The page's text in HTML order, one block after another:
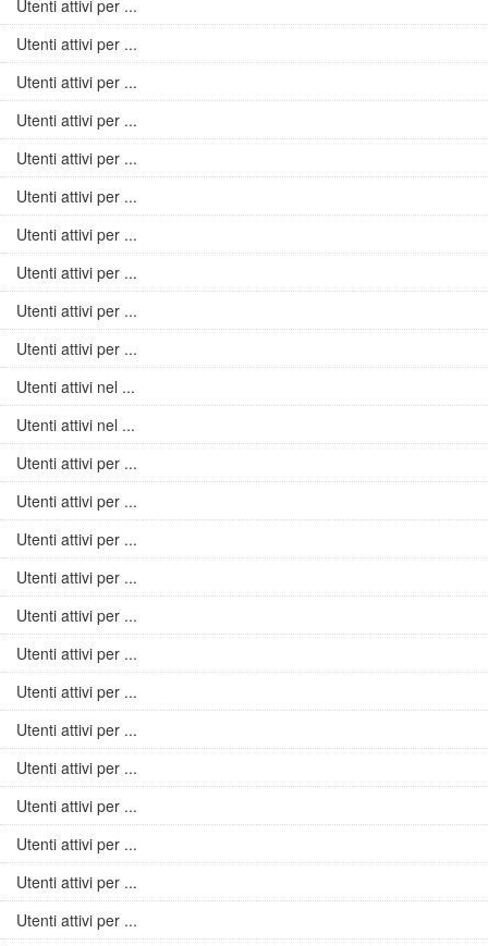
Utenti attivi per ...
Utenti attivi per ...
Utenti attivi per ...
Utenti attivi per ...
Utenti attivi per ...
Utenti attivi per ...
Utenti attivi per ...
Utenti attivi per ...
Utenti attivi per ...
Utenti attivi per ...
Utenti attivi nel ...
Utenti attivi nel ...
Utenti attivi per ...
Utenti attivi per ...
Utenti attivi per ...
Utenti attivi per ...
Utenti attivi per ...
Utenti attivi per ...
Utenti attivi per ...
Utenti attivi per ...
Utenti attivi per ...
Utenti attivi per ...
Utenti attivi per ...
Utenti attivi per ...
Utenti attivi per ...